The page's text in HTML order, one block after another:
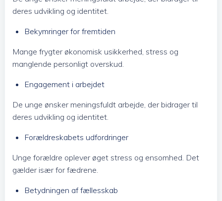
deres udvikling og identitet.
Bekymringer for fremtiden
Mange frygter økonomisk usikkerhed, stress og
manglende personligt overskud.
Engagement i arbejdet
De unge ønsker meningsfuldt arbejde, der bidrager til
deres udvikling og identitet.
Forældreskabets udfordringer
Unge forældre oplever øget stress og ensomhed. Det
gælder især for fædrene.
Betydningen af fællesskab